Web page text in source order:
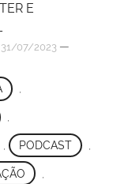
E
07/2023 —
,
PODCAST